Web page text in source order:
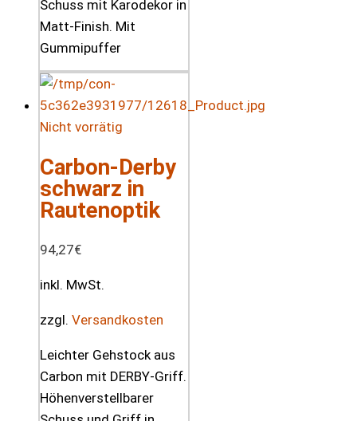
Schuss mit Karodekor in
Matt-Finish. Mit
Gummipuffer
Nicht vorrätig
Carbon-Derby
schwarz in
Rautenoptik
94,27€
inkl. MwSt.
zzgl. Versandkosten
Leichter Gehstock aus
Carbon mit DERBY-Griff.
Höhenverstellbarer